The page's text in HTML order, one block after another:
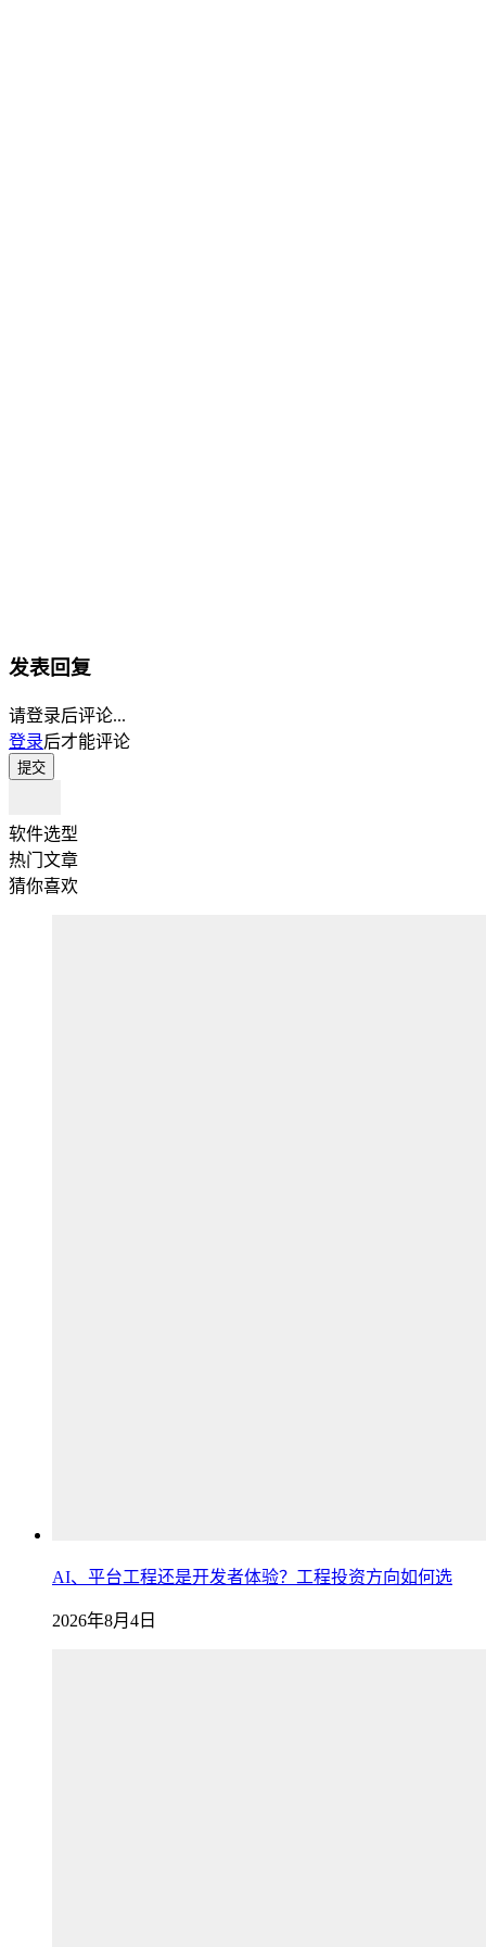
发表回复
请登录后评论...
登录后才能评论
提交
软件选型
热门文章
猜你喜欢
AI、平台工程还是开发者体验？工程投资方向如何选
2026年8月4日